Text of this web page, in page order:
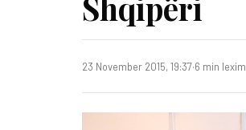
23 November 2015, 19:37·6 min lexim